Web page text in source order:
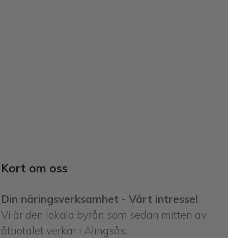
Kort om oss
Din näringsverksamhet - Vårt intresse!
Vi är den lokala byrån som sedan mitten av
åttiotalet verkar i Alingsås.